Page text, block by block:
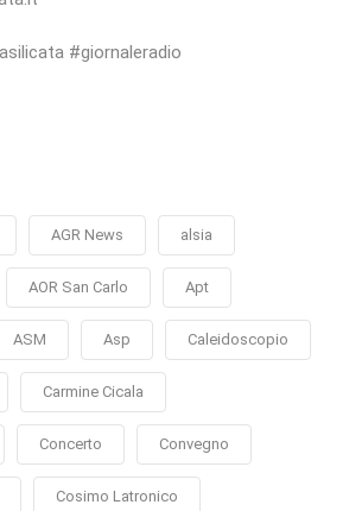
#giornaleradio
AGR News alsia
AOR San Carlo Apt
ASM Asp Caleidoscopio
Carmine Cicala
Concerto Convegno
Cosimo Latronico